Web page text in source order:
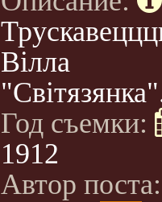
Вілла
Год съемки:
1912
Автор